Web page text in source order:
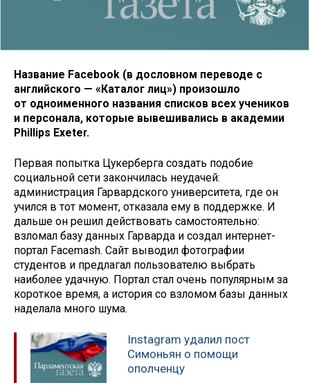
Название Facebook (в дословном переводе с
английского — «Каталог лиц») произошло
от одноименного названия списков всех учеников
и персонала, которые вывешивались в академии
Phillips Exeter.
Первая попытка Цукерберга создать подобие
социальной сети закончилась неудачей:
администрация Гарвардского университета, где он
учился в тот момент, отказала ему в поддержке. И
дальше он решил действовать самостоятельно:
взломал базу данных Гарварда и создал интернет-
портал Facemash. Сайт выводил фотографии
студентов и предлагал пользователю выбрать
наиболее удачную. Портал стал очень популярным за
короткое время, а история со взломом базы данных
наделала много шума.
Instagram удалил пост
Симоньян о помощи
ополченцу